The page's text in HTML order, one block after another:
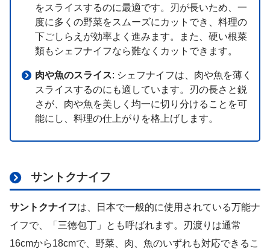
をスライスするのに最適です。刃が長いため、一
度に多くの野菜をスムーズにカットでき、料理の
下ごしらえが効率よく進みます。また、硬い根菜
類もシェフナイフなら難なくカットできます。
肉や魚のスライス: シェフナイフは、肉や魚を薄く
スライスするのにも適しています。刃の長さと鋭
さが、肉や魚を美しく均一に切り分けることを可
能にし、料理の仕上がりを格上げします。
サントクナイフ
サントクナイフは、日本で一般的に使用されている万能ナ
イフで、「三徳包丁」とも呼ばれます。刃渡りは通常
16cmから18cmで、野菜、肉、魚のいずれも対応できるこ